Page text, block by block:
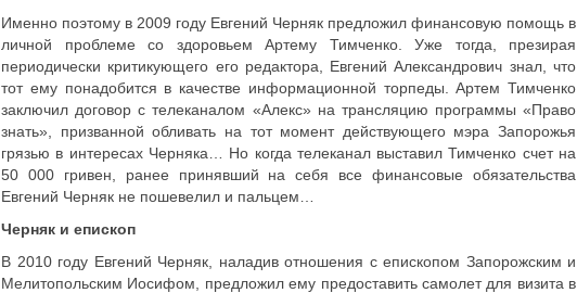
Именно поэтому в 2009 году Евгений Черняк предложил финансовую помощь в
личной проблеме со здоровьем Артему Тимченко. Уже тогда, презирая
периодически критикующего его редактора, Евгений Александрович знал, что
тот ему понадобится в качестве информационной торпеды. Артем Тимченко
заключил договор с телеканалом «Алекс» на трансляцию программы «Право
знать», призванной обливать на тот момент действующего мэра Запорожья
грязью в интересах Черняка… Но когда телеканал выставил Тимченко счет на
50 000 гривен, ранее принявший на себя все финансовые обязательства
Евгений Черняк не пошевелил и пальцем…
Черняк и епископ
В 2010 году Евгений Черняк, наладив отношения с епископом Запорожским и
Мелитопольским Иосифом, предложил ему предоставить самолет для визита в